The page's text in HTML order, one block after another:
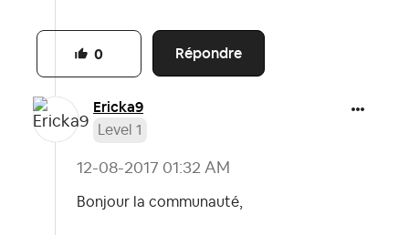
Répondre
0
Ericka9
Level 1
‎12-08-2017 01:32 AM
Bonjour la communauté,